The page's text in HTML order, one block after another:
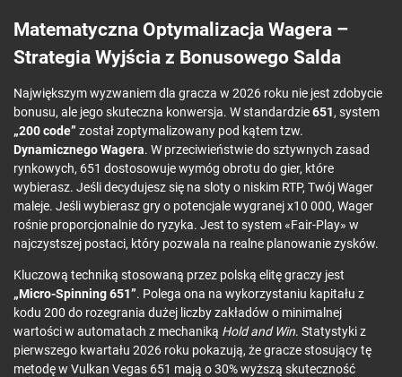
Matematyczna Optymalizacja Wagera –
Strategia Wyjścia z Bonusowego Salda
Największym wyzwaniem dla gracza w 2026 roku nie jest zdobycie
bonusu, ale jego skuteczna konwersja. W standardzie651, system
„200 code” został zoptymalizowany pod kątem tzw.
Dynamicznego Wagera. W przeciwieństwie do sztywnych zasad
rynkowych, 651 dostosowuje wymóg obrotu do gier, które
wybierasz. Jeśli decydujesz się na sloty o niskim RTP, Twój Wager
maleje. Jeśli wybierasz gry o potencjale wygranej x10 000, Wager
rośnie proporcjonalnie do ryzyka. Jest to system «Fair-Play» w
najczystszej postaci, który pozwala na realne planowanie zysków.
Kluczową techniką stosowaną przez polską elitę graczy jest
„Micro-Spinning 651”. Polega ona na wykorzystaniu kapitału z
kodu 200 do rozegrania dużej liczby zakładów o minimalnej
wartości w automatach z mechaniką Hold and Win. Statystyki z
pierwszego kwartału 2026 roku pokazują, że gracze stosujący tę
metodę w Vulkan Vegas 651 mają o 30% wyższą skuteczność